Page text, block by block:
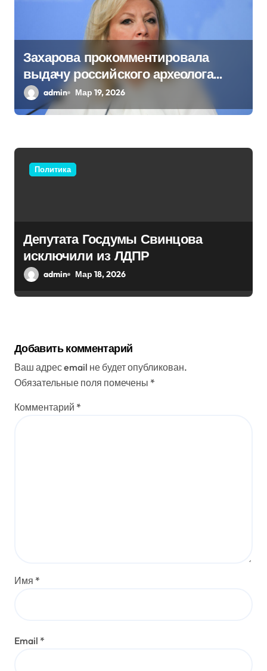
Захарова прокомментировала
выдачу российского археолога
Бутягина Украине
admin Мар 19, 2026
Политика
Депутата Госдумы Свинцова
исключили из ЛДПР
admin Мар 18, 2026
Добавить комментарий
Ваш адрес email не будет опубликован.
Обязательные поля помечены *
Комментарий *
Имя *
Email *